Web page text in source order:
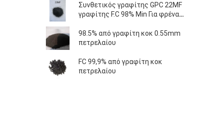
Συνθετικός γραφίτης GPC 22MF
γραφίτης F.C 98% Min Για φρένα
98.5% από γραφίτη κοκ 0.55mm
πετρελαίου
FC 99,9% από γραφίτη κοκ
πετρελαίου